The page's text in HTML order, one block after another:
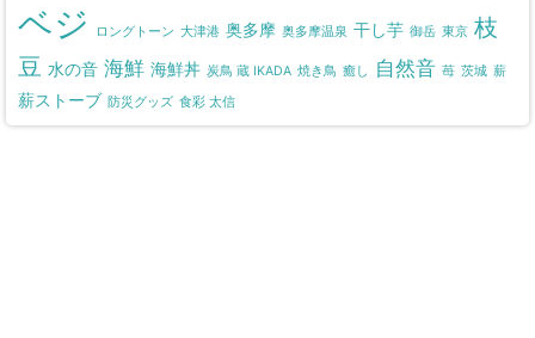
ベジ
ロングトーン 大津港 奥多摩 奥多摩温泉 干し芋 御岳 東京 枝
豆 水の音 海鮮 海鮮丼 炭鳥 蔵 IKADA 焼き鳥 癒し 自然音 苺 茨城 薪
薪ストーブ 防災グッズ 食彩 太信